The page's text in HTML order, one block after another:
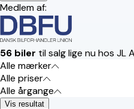
Medlem af:
56 biler til salg lige nu hos JL
Alle mærker
Alle priser
Alle årgange
Vis resultat